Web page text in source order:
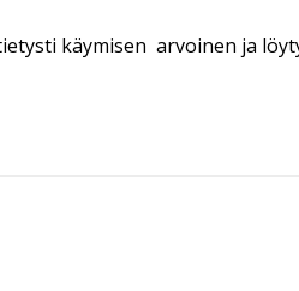
käymisen arvoinen ja